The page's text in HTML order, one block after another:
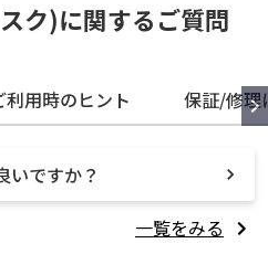
ク)に関するご質問
利用時のヒント 保証/修理
いですか？
一覧をみる